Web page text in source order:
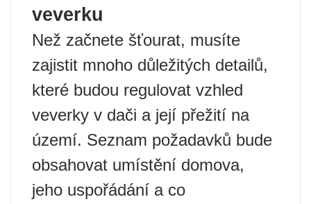
veverku
Než začnete šťourat, musíte
zajistit mnoho důležitých detailů,
které budou regulovat vzhled
veverky v dači a její přežití na
území. Seznam požadavků bude
obsahovat umístění domova,
jeho uspořádání a co